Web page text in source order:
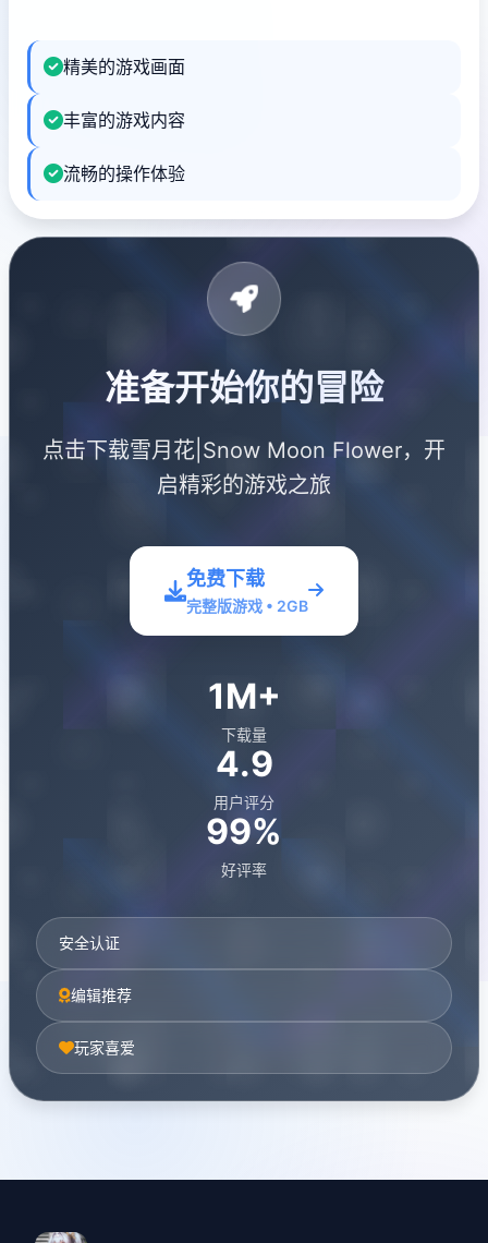
精美的游戏画面
丰富的游戏内容
流畅的操作体验
准备开始你的冒险
点击下载雪月花|Snow Moon Flower，开
启精彩的游戏之旅
免费下载
完整版游戏 • 2GB
1M+
下载量
4.9
用户评分
99%
好评率
安全认证
编辑推荐
玩家喜爱